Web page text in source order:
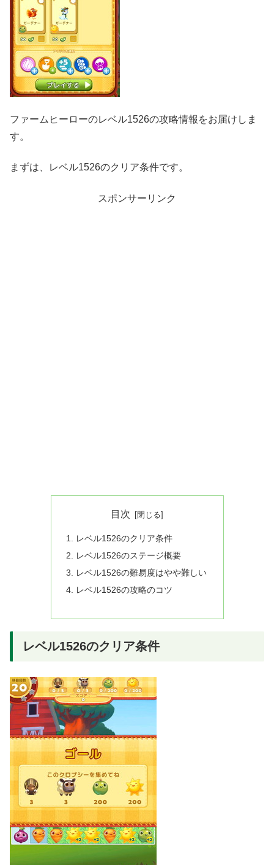
ファームヒーローのレベル1526の攻略情報をお届けしま
す。
まずは、レベル1526のクリア条件です。
スポンサーリンク
目次
レベル1526のクリア条件
レベル1526のステージ概要
レベル1526の難易度はやや難しい
レベル1526の攻略のコツ
レベル1526のクリア条件